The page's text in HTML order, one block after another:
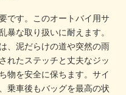
です。このオートバイ用サ
暴な取り扱いに耐えます。
、泥だらけの道や突然の雨
れたステッチと丈夫なジッ
物を安全に保ちます。サイ
乗車後もバッグを最高の状